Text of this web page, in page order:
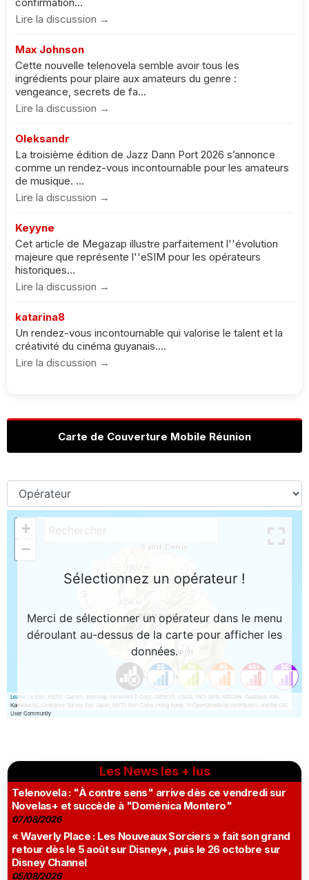
Lire la discussion →
Max Johnson
Cette nouvelle telenovela semble avoir tous les
ingrédients pour plaire aux amateurs du genre :
vengeance, secrets de fa...
Lire la discussion →
Oleksandr
La troisième édition de Jazz Dann Port 2026 s’annonce
comme un rendez-vous incontournable pour les amateurs
de musique. ...
Lire la discussion →
Keyyne
Cet article de Megazap illustre parfaitement l''évolution
majeure que représente l''eSIM pour les opérateurs
historiques...
Lire la discussion →
katarina8
Un rendez-vous incontournable qui valorise le talent et la
créativité du cinéma guyanais....
Lire la discussion →
Carte de Couverture Mobile Réunion
Les News les + lus
Telenovela : "À contre sens" arrive dès ce vendredi sur
Novelas+ et succède à "Doménica Montero"
07/08/2026
« Waverly Place : Les Nouveaux Sorciers » fait son grand
retour dès le 5 août sur Disney+, puis le 26 octobre sur
Disney Channel
05/08/2026